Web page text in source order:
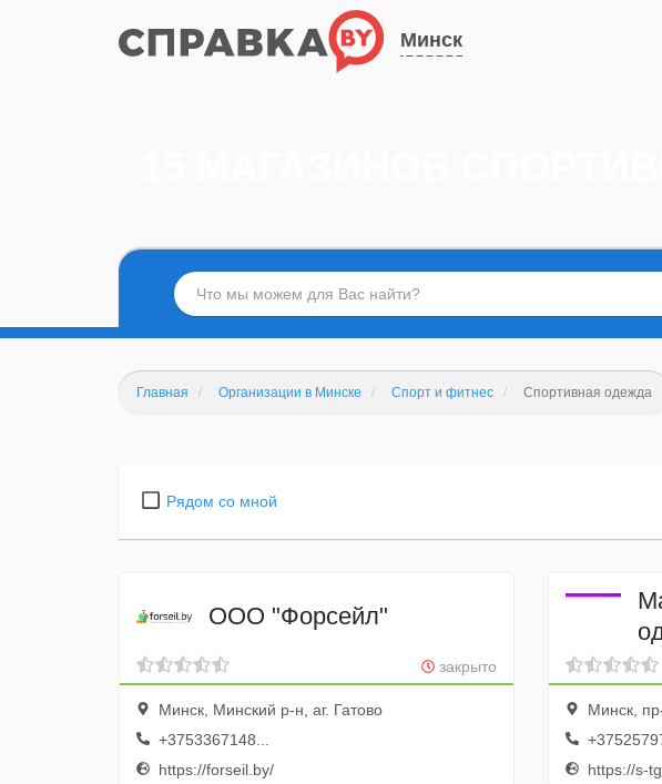
Минск
Главная Организации в Минске Спорт и фитнес Спортивная одежда
Рядом со мной
ООО "Форсейл"
закрыто
Минск, Минский р-н, аг. Гатово
+3753367148...
https://forseil.by/
Минск,
https://s-